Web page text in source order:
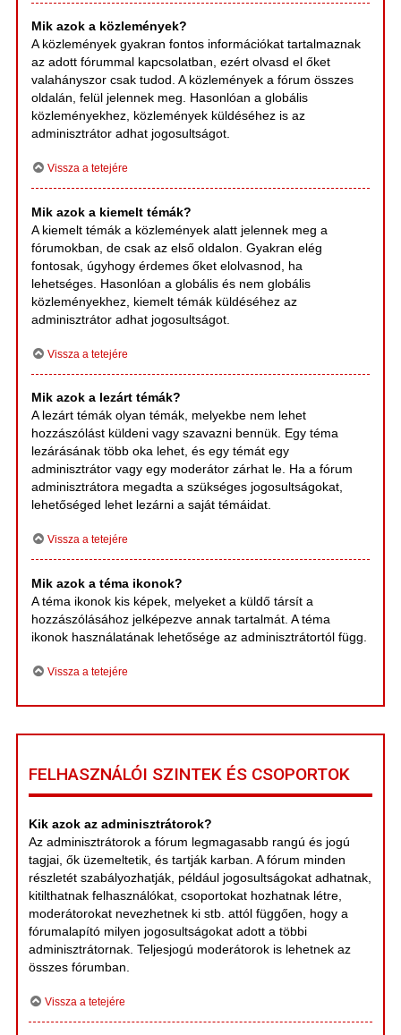
Mik azok a közlemények?
A közlemények gyakran fontos információkat tartalmaznak
az adott fórummal kapcsolatban, ezért olvasd el őket
valahányszor csak tudod. A közlemények a fórum összes
oldalán, felül jelennek meg. Hasonlóan a globális
közleményekhez, közlemények küldéséhez is az
adminisztrátor adhat jogosultságot.
Vissza a tetejére
Mik azok a kiemelt témák?
A kiemelt témák a közlemények alatt jelennek meg a
fórumokban, de csak az első oldalon. Gyakran elég
fontosak, úgyhogy érdemes őket elolvasnod, ha
lehetséges. Hasonlóan a globális és nem globális
közleményekhez, kiemelt témák küldéséhez az
adminisztrátor adhat jogosultságot.
Vissza a tetejére
Mik azok a lezárt témák?
A lezárt témák olyan témák, melyekbe nem lehet
hozzászólást küldeni vagy szavazni bennük. Egy téma
lezárásának több oka lehet, és egy témát egy
adminisztrátor vagy egy moderátor zárhat le. Ha a fórum
adminisztrátora megadta a szükséges jogosultságokat,
lehetőséged lehet lezárni a saját témáidat.
Vissza a tetejére
Mik azok a téma ikonok?
A téma ikonok kis képek, melyeket a küldő társít a
hozzászólásához jelképezve annak tartalmát. A téma
ikonok használatának lehetősége az adminisztrátortól függ.
Vissza a tetejére
FELHASZNÁLÓI SZINTEK ÉS CSOPORTOK
Kik azok az adminisztrátorok?
Az adminisztrátorok a fórum legmagasabb rangú és jogú
tagjai, ők üzemeltetik, és tartják karban. A fórum minden
részletét szabályozhatják, például jogosultságokat adhatnak,
kitilthatnak felhasználókat, csoportokat hozhatnak létre,
moderátorokat nevezhetnek ki stb. attól függően, hogy a
fórumalapító milyen jogosultságokat adott a többi
adminisztrátornak. Teljesjogú moderátorok is lehetnek az
összes fórumban.
Vissza a tetejére